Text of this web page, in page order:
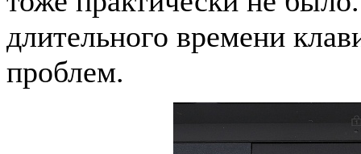
длительного времени
проблем.